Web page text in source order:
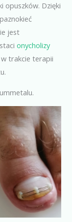
opuszków. Dzięki
jest
onycholizy
trakcie terapii